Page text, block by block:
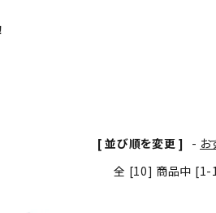
[ 並び順を変更 ] - お
全 [10] 商品中 [1-